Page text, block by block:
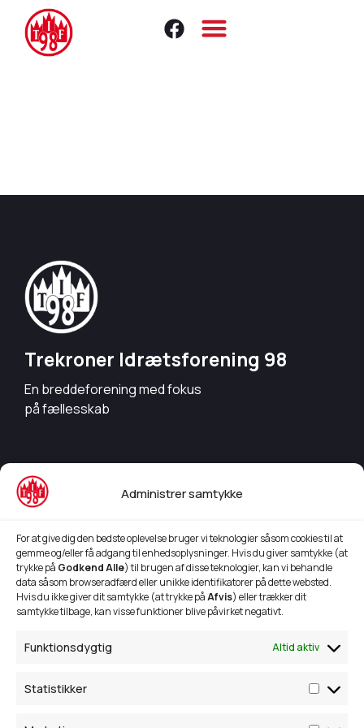
Administrer samtykke
For at give dig den bedste oplevelse bruger vi teknologier såsom cookies til at
gemme og/eller få adgang til enhedsoplysninger. Hvis du giver samtykke (at
trykke på Godkend Alle) til brugen af disse teknologier, kan vi behandle
data såsom browseradfærd eller unikke identifikatorer på dette websted.
Hvis du ikke giver dit samtykke (at trykke påAfvis) eller trækker dit
samtykke tilbage, kan visse funktioner blive påvirket negativt.
Funktionsdygtig Altid aktiv
Statistikker
Trekroner Idrætsforening 98
En breddeforening med fokus
på fællesskab
Info
Bestyrelsesmedlemmer
Aktivitetsoversigt 24/25
Børnehave idræt
TIF 98's Sponsorkoncept
9690 Fjerritslev